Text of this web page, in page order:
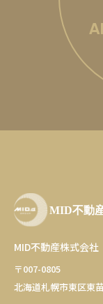
MID不動産株式会社
〒007-0805
北海道札幌市東区東